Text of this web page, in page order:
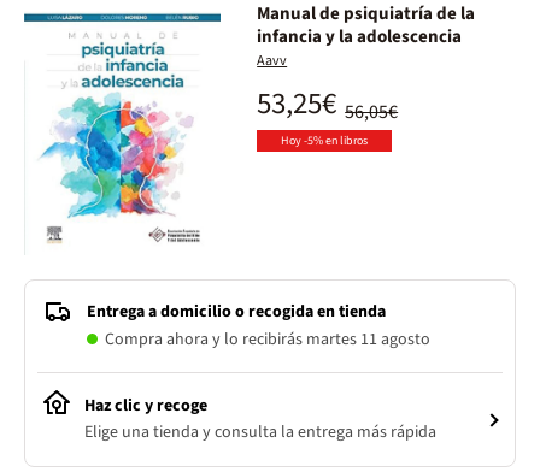
Manual de psiquiatría de la
infancia y la adolescencia
Aavv
56,05€
53,25€
Hoy -5% en libros
Entrega a domicilio o recogida en tienda
Compra ahora y lo recibirás martes 11 agosto
Haz clic y recoge
Elige una tienda y consulta la entrega más rápida